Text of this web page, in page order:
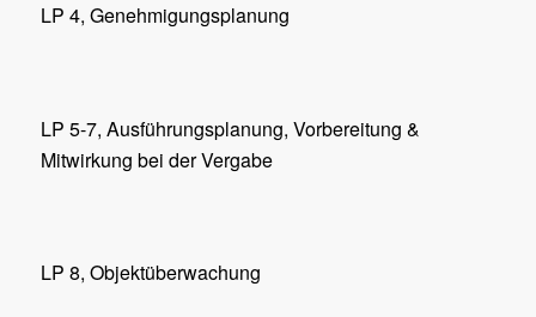
LP 4, Genehmigungsplanung
LP 5-7, Ausführungsplanung, Vorbereitung &
Mitwirkung bei der Vergabe
LP 8, Objektüberwachung